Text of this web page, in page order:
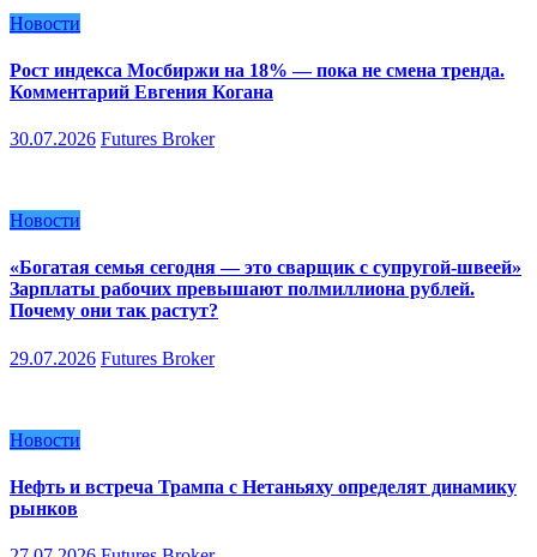
Новости
Рост индекса Мосбиржи на 18% — пока не смена тренда.
Комментарий Евгения Когана
30.07.2026 Futures Broker
Новости
«Богатая семья сегодня — это сварщик с супругой-швеей»
Зарплаты рабочих превышают полмиллиона рублей.
Почему они так растут?
29.07.2026 Futures Broker
Новости
Нефть и встреча Трампа с Нетаньяху определят динамику
рынков